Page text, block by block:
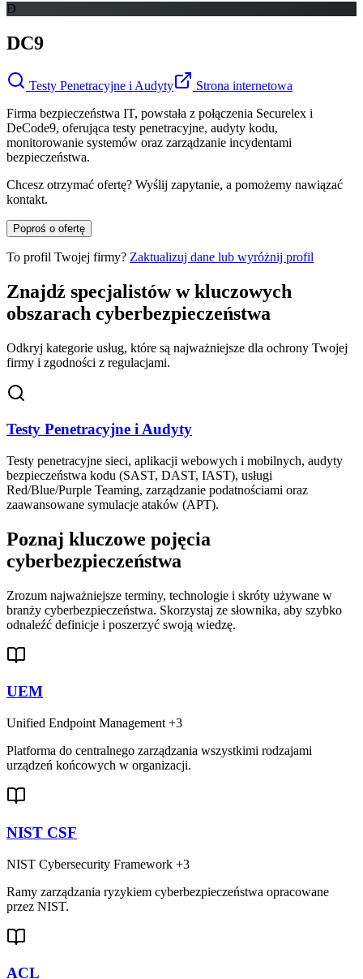
D
DC9
Testy Penetracyjne i Audyty
Strona internetowa
Firma bezpieczeństwa IT, powstała z połączenia Securelex i
DeCode9, oferująca testy penetracyjne, audyty kodu,
monitorowanie systemów oraz zarządzanie incydentami
bezpieczeństwa.
Chcesz otrzymać ofertę? Wyślij zapytanie, a pomożemy nawiązać
kontakt.
Poproś o ofertę
To profil Twojej firmy? Zaktualizuj dane lub wyróżnij profil
Znajdź specjalistów w kluczowych
obszarach cyberbezpieczeństwa
Odkryj kategorie usług, które są najważniejsze dla ochrony Twojej
firmy i zgodności z regulacjami.
Testy Penetracyjne i Audyty
Testy penetracyjne sieci, aplikacji webowych i mobilnych, audyty
bezpieczeństwa kodu (SAST, DAST, IAST), usługi
Red/Blue/Purple Teaming, zarządzanie podatnościami oraz
zaawansowane symulacje ataków (APT).
Poznaj kluczowe pojęcia
cyberbezpieczeństwa
Zrozum najważniejsze terminy, technologie i skróty używane w
branży cyberbezpieczeństwa. Skorzystaj ze słownika, aby szybko
odnaleźć definicje i poszerzyć swoją wiedzę.
UEM
Unified Endpoint Management +3
Platforma do centralnego zarządzania wszystkimi rodzajami
urządzeń końcowych w organizacji.
NIST CSF
NIST Cybersecurity Framework +3
Ramy zarządzania ryzykiem cyberbezpieczeństwa opracowane
przez NIST.
ACL